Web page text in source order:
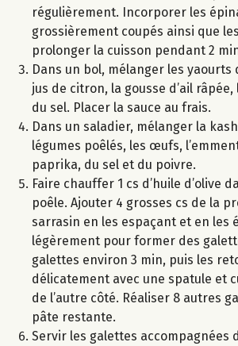
régulièrement. Incorporer les
grossièrement coupés ainsi que
prolonger la cuisson pendant 2
Dans un bol, mélanger les yaourts
jus de citron, la gousse d’ail râpée,
du sel. Placer la sauce au frais.
Dans un saladier, mélanger la
légumes poêlés, les œufs,
paprika, du sel et du poivre.
Faire chauffer 1 cs d’huile d’olive
poêle. Ajouter 4 grosses cs de la
sarrasin en les espaçant et en les
légèrement pour former des
galettes environ 3 min, puis les
délicatement avec une spatule et
de l’autre côté. Réaliser 8 autres
pâte restante.
Servir les galettes accompagnées